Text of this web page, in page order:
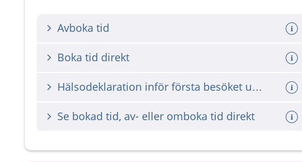
Avboka tid
Boka tid direkt
Hälsodeklaration inför första besöket under graviditet
Se bokad tid, av- eller omboka tid direkt